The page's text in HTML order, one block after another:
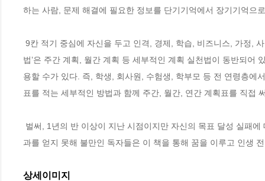
하는 사람, 문제 해결에 필요한 정보를 단기기억에서 장기기억으
법’은 주간 계획, 월간 계획 등 세부적인 계획 실천법이 동반되어
용할 수가 있다. 즉, 학생, 회사원, 수험생, 학부모 등 전 연령층에
표를 적는 세부적인 방법과 함께 주간, 월간, 연간 계획표를 직접
과를 얻지 못해 불만인 독자들은 이 책을 통해 꿈을 이루고 인생
상세이미지